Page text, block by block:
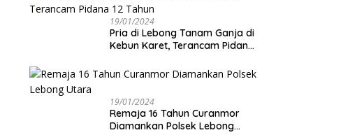
19/01/2024
Pria di Lebong Tanam Ganja di
Kebun Karet, Terancam Pidana
19/01/2024
Remaja 16 Tahun Curanmor
Diamankan Polsek Lebong